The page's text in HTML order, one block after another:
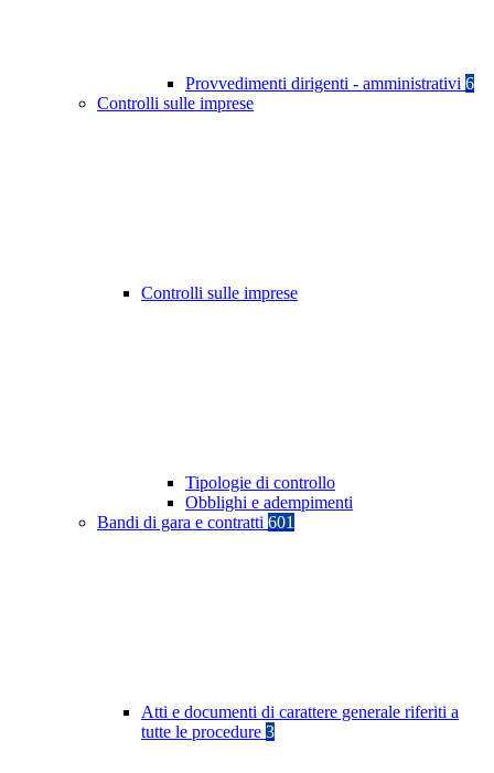
Provvedimenti dirigenti - amministrativi 6
Controlli sulle imprese
Controlli sulle imprese
Tipologie di controllo
Obblighi e adempimenti
Bandi di gara e contratti 601
Atti e documenti di carattere generale riferiti a
tutte le procedure 3